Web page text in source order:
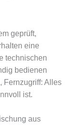
geprüft,
eine
technischen
bedienen
Fernzugriff: Alles
ist.
aus